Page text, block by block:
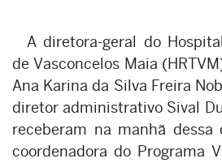
A diretora-geral do
de Vasconcelos Maia
Ana Karina da Silva Freira
diretor administrativo Sival
receberam na manhã
coordenadora do Programa